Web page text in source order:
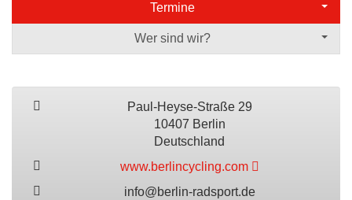
Termine
Wer sind wir?
Paul-Heyse-Straße 29
10407 Berlin
Deutschland
www.berlincycling.com
info@berlin-radsport.de